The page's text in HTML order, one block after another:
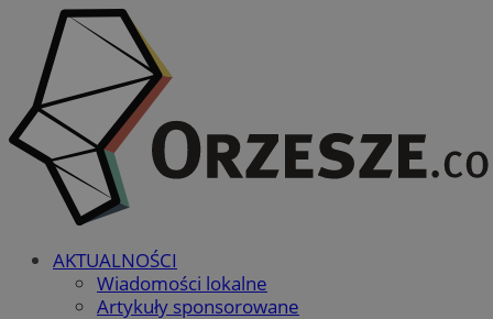
AKTUALNOŚCI
Wiadomości lokalne
Artykuły sponsorowane